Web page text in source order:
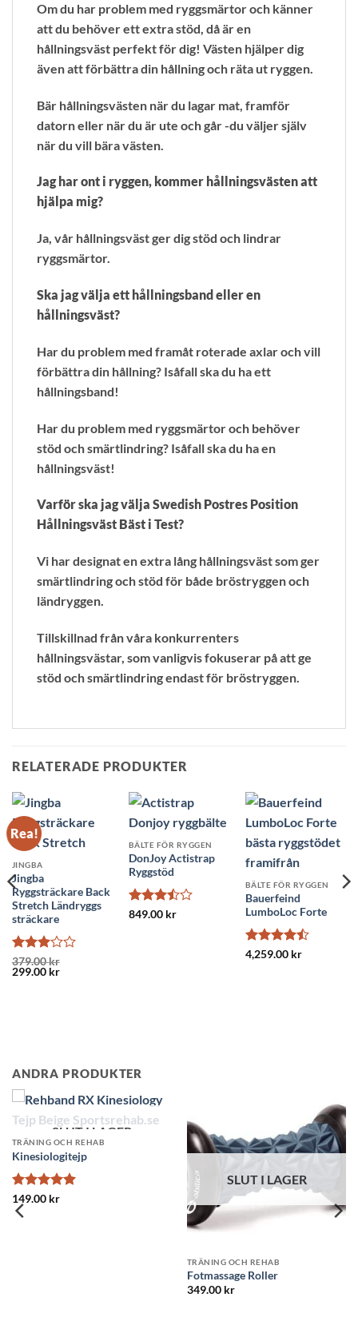
Om du har problem med ryggsmärtor och känner
att du behöver ett extra stöd, då är en
hållningsväst perfekt för dig! Västen hjälper dig
även att förbättra din hållning och räta ut ryggen.
Bär hållningsvästen när du lagar mat, framför
datorn eller när du är ute och går -du väljer själv
när du vill bära västen.
Jag har ont i ryggen, kommer hållningsvästen att
hjälpa mig?
Ja, vår hållningsväst ger dig stöd och lindrar
ryggsmärtor.
Ska jag välja ett hållningsband eller en
hållningsväst?
Har du problem med framåt roterade axlar och vill
förbättra din hållning? Isåfall ska du ha ett
hållningsband!
Har du problem med ryggsmärtor och behöver
stöd och smärtlindring? Isåfall ska du ha en
hållningsväst!
Varför ska jag välja Swedish Postres Position
Hållningsväst Bäst i Test?
Vi har designat en extra lång hållningsväst som ger
smärtlindring och stöd för både bröstryggen och
ländryggen.
Tillskillnad från våra konkurrenters
hållningsvästar, som vanligvis fokuserar på att ge
stöd och smärtlindring endast för bröstryggen.
RELATERADE PRODUKTER
Rea!
JINGBA
Jingba
Ryggsträckare Back
Stretch Ländryggs
sträckare
Betygsatt
3av 5
379.00kr
Det
299.00 krDet
BÄLTE FÖR RYGGEN
DonJoy Actistrap
Ryggstöd
Betygsatt
849.00 kr
BÄLTE FÖR RYGGEN
Bauerfeind
LumboLoc Forte
Betygsatt
4,259.00 kr
ANDRA PRODUKTER
SLUT I LAGER
SLUT I LAGER
Swedish Posture Trainer
499.00